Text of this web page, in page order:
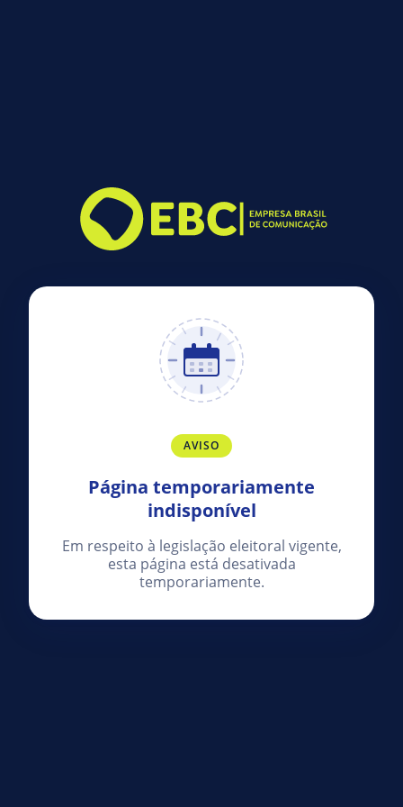
AVISO
Página temporariamente
indisponível
Em respeito à legislação eleitoral vigente,
esta página está desativada
temporariamente.